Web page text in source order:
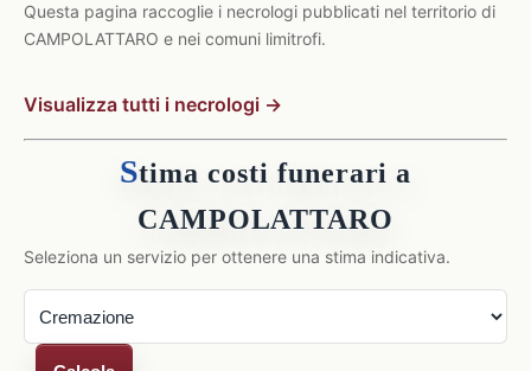
Questa pagina raccoglie i necrologi pubblicati nel territorio di
CAMPOLATTARO e nei comuni limitrofi.
Visualizza tutti i necrologi →
Stima costi funerari a
CAMPOLATTARO
Seleziona un servizio per ottenere una stima indicativa.